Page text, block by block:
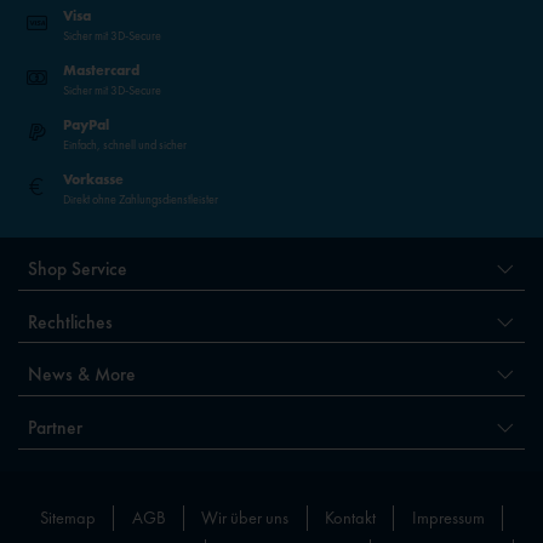
Visa
Sicher mit 3D-Secure
Mastercard
Sicher mit 3D-Secure
PayPal
Einfach, schnell und sicher
Vorkasse
Direkt ohne Zahlungsdienstleister
Shop Service
Rechtliches
News & More
Partner
Sitemap AGB Wir über uns Kontakt
Impressum